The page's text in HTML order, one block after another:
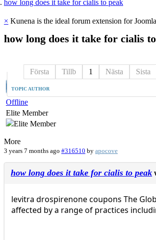
how long does it take for cialis to peak
× Kunena is the ideal forum extension for
how long does it take for cialis to
Första Tillb 1 Nästa Sista
TOPIC AUTHOR
Offline
Elite Member
More
3 years 7 months ago #316510 by apocove
how long does it take for cialis to peak
levitra drospirenone coupons The
affected by a range of practices